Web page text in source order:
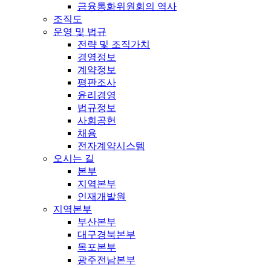
금융통화위원회의 역사
조직도
운영 및 법규
전략 및 조직가치
경영정보
계약정보
평판조사
윤리경영
법규정보
사회공헌
채용
전자계약시스템
오시는 길
본부
지역본부
인재개발원
지역본부
부산본부
대구경북본부
목포본부
광주전남본부